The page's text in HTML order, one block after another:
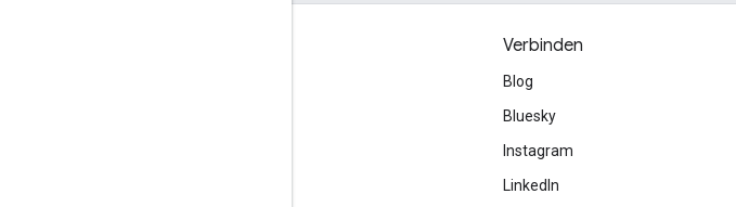
Verbinden
Blog
Bluesky
Instagram
LinkedIn